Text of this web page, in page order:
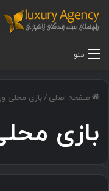
منو
صفحه اصلی /بازی محلی
بازی